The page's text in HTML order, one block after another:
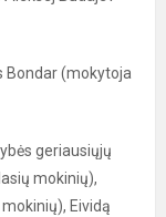
Bondar (mokytoja
geriausiųjų
mokinių),
Eividą